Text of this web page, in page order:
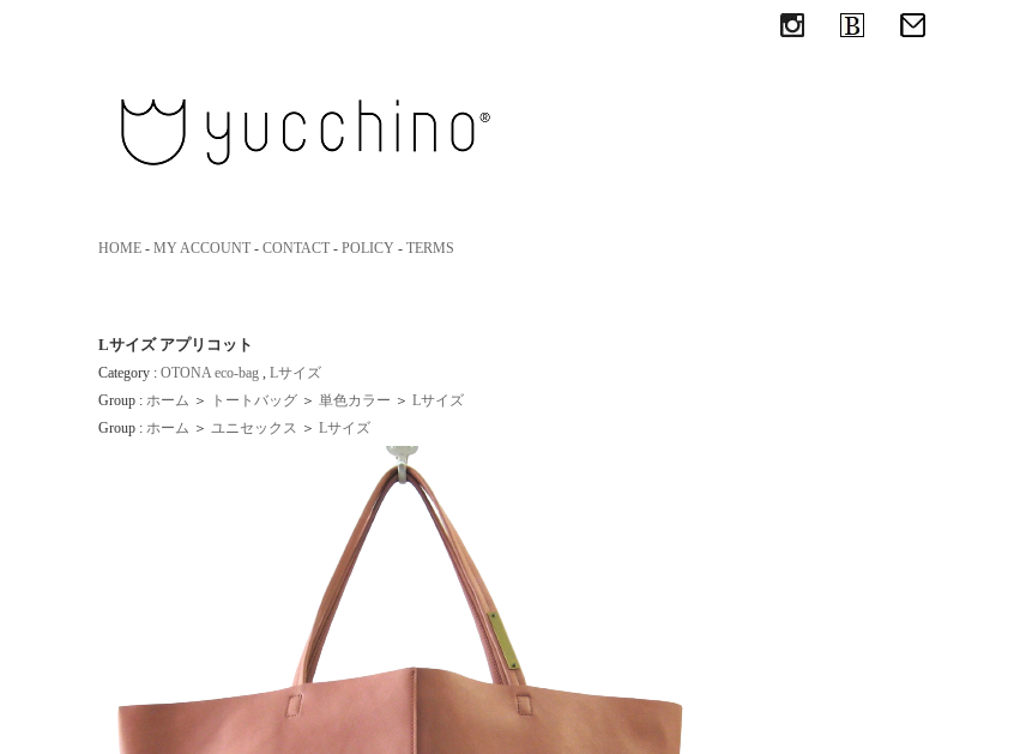
HOME - MY ACCOUNT - CONTACT - POLICY - TERMS
Lサイズ アプリコット
Category : OTONA eco-bag , Lサイズ
Group : ホーム ＞ トートバッグ ＞ 単色カラー ＞ Lサイズ
Group : ホーム ＞ ユニセックス ＞ Lサイズ